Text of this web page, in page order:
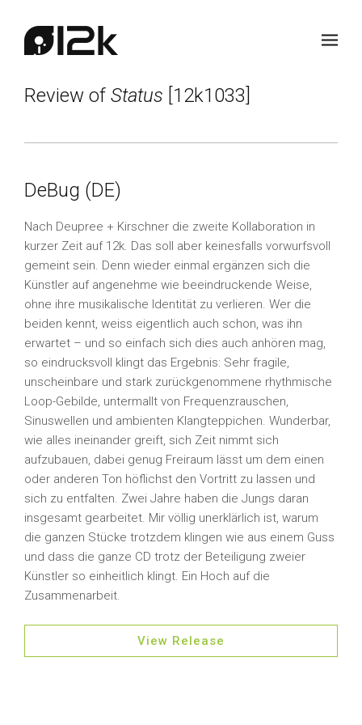
Review of Status [12k1033]
DeBug (DE)
Nach Deupree + Kirschner die zweite Kollaboration in
kurzer Zeit auf 12k. Das soll aber keinesfalls vorwurfsvoll
gemeint sein. Denn wieder einmal ergänzen sich die
Künstler auf angenehme wie beeindruckende Weise,
ohne ihre musikalische Identität zu verlieren. Wer die
beiden kennt, weiss eigentlich auch schon, was ihn
erwartet – und so einfach sich dies auch anhören mag,
so eindrucksvoll klingt das Ergebnis: Sehr fragile,
unscheinbare und stark zurückgenommene rhythmische
Loop-Gebilde, untermallt von Frequenzrauschen,
Sinuswellen und ambienten Klangteppichen. Wunderbar,
wie alles ineinander greift, sich Zeit nimmt sich
aufzubauen, dabei genug Freiraum lässt um dem einen
oder anderen Ton höflichst den Vortritt zu lassen und
sich zu entfalten. Zwei Jahre haben die Jungs daran
insgesamt gearbeitet. Mir völlig unerklärlich ist, warum
die ganzen Stücke trotzdem klingen wie aus einem Guss
und dass die ganze CD trotz der Beteiligung zweier
Künstler so einheitlich klingt. Ein Hoch auf die
Zusammenarbeit.
View Release